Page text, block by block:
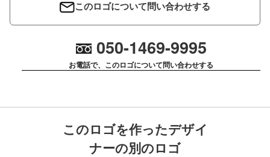
このロゴについて問い合わせする
050-1469-9995
お電話で、このロゴについて問い合わせする
このロゴを作ったデザイ
ナーの別のロゴ